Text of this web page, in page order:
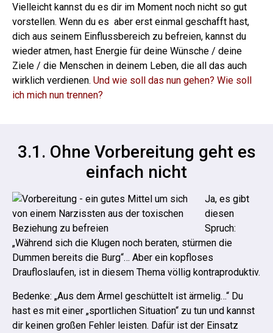
Vielleicht kannst du es dir im Moment noch nicht so gut
vorstellen. Wenn du es aber erst einmal geschafft hast,
dich aus seinem Einflussbereich zu befreien, kannst du
wieder atmen, hast Energie für deine Wünsche / deine
Ziele / die Menschen in deinem Leben, die all das auch
wirklich verdienen. Und wie soll das nun gehen? Wie soll
ich mich nun trennen?
3.1. Ohne Vorbereitung geht es
einfach nicht
Ja, es gibt
diesen
Spruch:
„Während sich die Klugen noch beraten, stürmen die
Dummen bereits die Burg“… Aber ein kopfloses
Draufloslaufen, ist in diesem Thema völlig kontraproduktiv.
Bedenke: „Aus dem Ärmel geschüttelt ist ärmelig…“ Du
hast es mit einer „sportlichen Situation“ zu tun und kannst
dir keinen großen Fehler leisten. Dafür ist der Einsatz